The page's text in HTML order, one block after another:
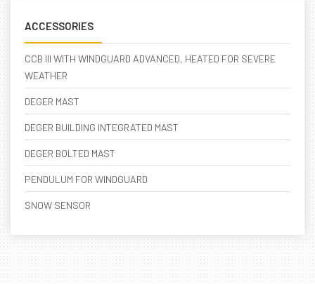
ACCESSORIES
CCB III WITH WINDGUARD ADVANCED, HEATED FOR SEVERE
WEATHER
DEGER MAST
DEGER BUILDING INTEGRATED MAST
DEGER BOLTED MAST
PENDULUM FOR WINDGUARD
SNOW SENSOR